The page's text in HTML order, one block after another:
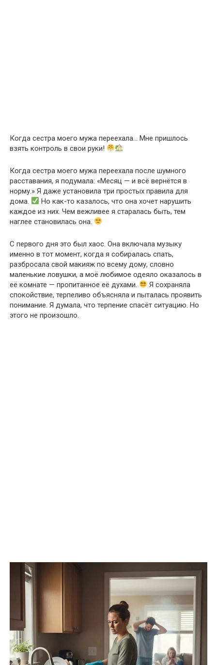
Когда сестра моего мужа переехала… Мне пришлось
взять контроль в свои руки!
Когда сестра моего мужа переехала после шумного
расставания, я подумала: «Месяц — и всё вернётся в
норму.» Я даже установила три простых правила для
дома.
Но как-то казалось, что она хочет нарушить
каждое из них. Чем вежливее я старалась быть, тем
наглее становилась она.
С первого дня это был хаос. Она включала музыку
именно в тот момент, когда я собиралась спать,
разбросала свой макияж по всему дому, словно
маленькие ловушки, а моё любимое одеяло оказалось в
её комнате — пропитанное её духами.
Я сохраняла
спокойствие, терпеливо объясняла и пыталась проявить
понимание. Я думала, что терпение спасёт ситуацию. Но
этого не произошло.